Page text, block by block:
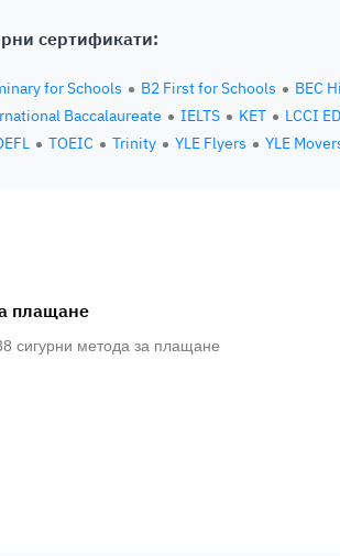
сертификати:
for Schools B2 First for Schools BEC
Baccalaureate
IELTS KET LCCI
TOEIC Trinity YLE Flyers YLE
плащане
сигурни метода за плащане